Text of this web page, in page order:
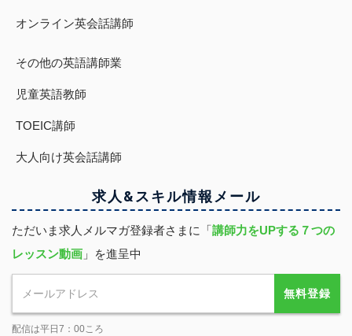
オンライン英会話講師
その他の英語講師業
児童英語教師
TOEIC講師
大人向け英会話講師
求人&スキル情報 メール
ただいま求人メルマガ登録者さまに「講師力をUPする７つの
レッスン動画 」を進呈中
無料登録
配信は平日7：00ころ